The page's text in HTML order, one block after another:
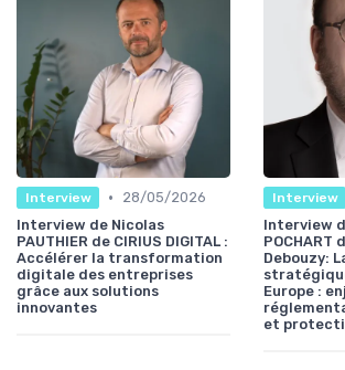
Interview •
28/05/2026
Interview de Nicolas
PAUTHIER de CIRIUS DIGITAL :
Accélérer la transformation
digitale des entreprises
grâce aux solutions
innovantes
Interview
Interview
POCHART
Debouzy:
Europe :
et